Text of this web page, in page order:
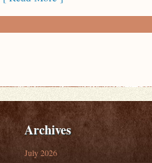
Archives
July 2026